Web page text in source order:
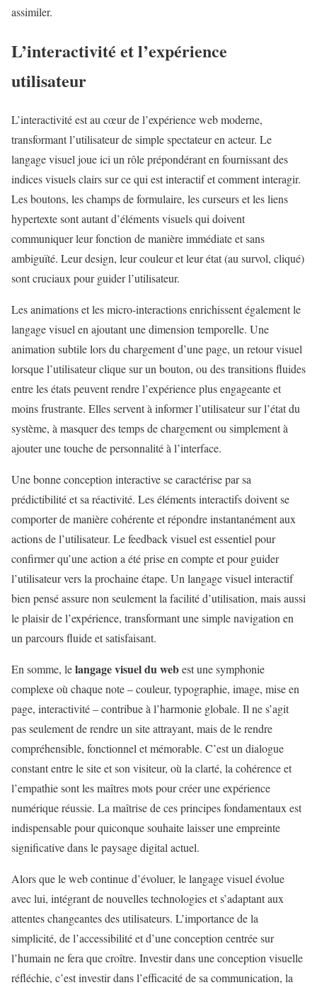
assimiler.
L’interactivité et l’expérience
utilisateur
L’interactivité est au cœur de l’expérience web moderne,
transformant l’utilisateur de simple spectateur en acteur. Le
langage visuel joue ici un rôle prépondérant en fournissant des
indices visuels clairs sur ce qui est interactif et comment interagir.
Les boutons, les champs de formulaire, les curseurs et les liens
hypertexte sont autant d’éléments visuels qui doivent
communiquer leur fonction de manière immédiate et sans
ambiguïté. Leur design, leur couleur et leur état (au survol, cliqué)
sont cruciaux pour guider l’utilisateur.
Les animations et les micro-interactions enrichissent également le
langage visuel en ajoutant une dimension temporelle. Une
animation subtile lors du chargement d’une page, un retour visuel
lorsque l’utilisateur clique sur un bouton, ou des transitions fluides
entre les états peuvent rendre l’expérience plus engageante et
moins frustrante. Elles servent à informer l’utilisateur sur l’état du
système, à masquer des temps de chargement ou simplement à
ajouter une touche de personnalité à l’interface.
Une bonne conception interactive se caractérise par sa
prédictibilité et sa réactivité. Les éléments interactifs doivent se
comporter de manière cohérente et répondre instantanément aux
actions de l’utilisateur. Le feedback visuel est essentiel pour
confirmer qu’une action a été prise en compte et pour guider
l’utilisateur vers la prochaine étape. Un langage visuel interactif
bien pensé assure non seulement la facilité d’utilisation, mais aussi
le plaisir de l’expérience, transformant une simple navigation en
un parcours fluide et satisfaisant.
En somme, lelangage visuel du webest une symphonie
complexe où chaque note – couleur, typographie, image, mise en
page, interactivité – contribue à l’harmonie globale. Il ne s’agit
pas seulement de rendre un site attrayant, mais de le rendre
compréhensible, fonctionnel et mémorable. C’est un dialogue
constant entre le site et son visiteur, où la clarté, la cohérence et
l’empathie sont les maîtres mots pour créer une expérience
numérique réussie. La maîtrise de ces principes fondamentaux est
indispensable pour quiconque souhaite laisser une empreinte
significative dans le paysage digital actuel.
Alors que le web continue d’évoluer, le langage visuel évolue
avec lui, intégrant de nouvelles technologies et s’adaptant aux
attentes changeantes des utilisateurs. L’importance de la
simplicité, de l’accessibilité et d’une conception centrée sur
l’humain ne fera que croître. Investir dans une conception visuelle
réfléchie, c’est investir dans l’efficacité de sa communication, la